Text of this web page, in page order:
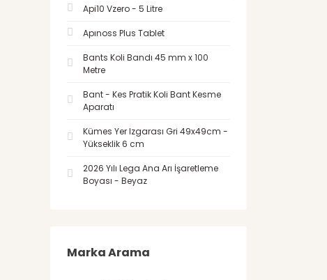
Api10 Vzero - 5 Litre
Apınoss Plus Tablet
Bants Koli Bandı 45 mm x 100
Metre
Bant - Kes Pratik Koli Bant Kesme
Aparatı
Kümes Yer Izgarası Gri 49x49cm -
Yükseklik 6 cm
2026 Yılı Lega Ana Arı İşaretleme
Boyası - Beyaz
Marka Arama